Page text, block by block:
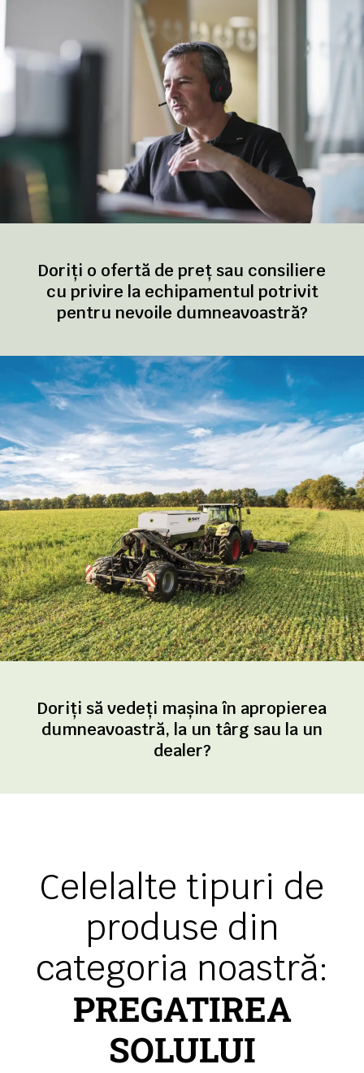
Doriți o ofertă de preț sau consiliere
cu privire la echipamentul potrivit
pentru nevoile dumneavoastră?
Doriți să vedeți mașina în apropierea
dumneavoastră, la un târg sau la un
dealer?
Celelalte tipuri de
produse din
categoria noastră:
PREGATIREA
SOLULUI